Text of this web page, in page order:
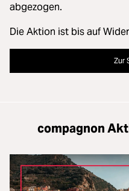
abgezogen.
Die Aktion ist bis auf
Zur
compagnon